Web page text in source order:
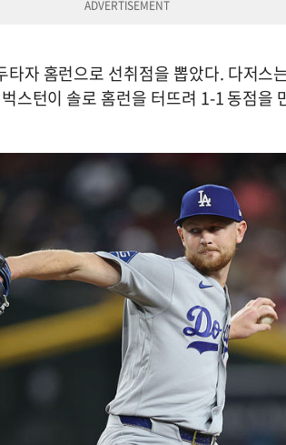
자 홈런으로 선취점을 뽑았다. 다저스
스턴이 솔로 홈런을 터뜨려 1-1 동점을